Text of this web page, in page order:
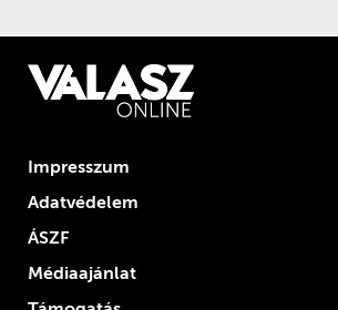
Impresszum
Adatvédelem
ÁSZF
Médiaajánlat